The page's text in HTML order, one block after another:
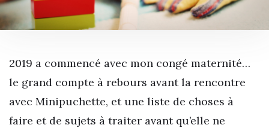
2019 a commencé avec mon congé maternité…
le grand compte à rebours avant la rencontre
avec Minipuchette, et une liste de choses à
faire et de sujets à traiter avant qu’elle ne